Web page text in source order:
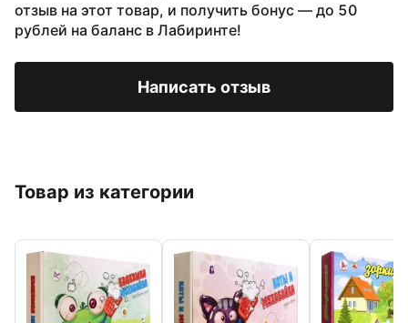
отзыв на этот товар, и получить бонус — до 50
рублей на баланс в Лабиринте!
Написать отзыв
Товар из категории